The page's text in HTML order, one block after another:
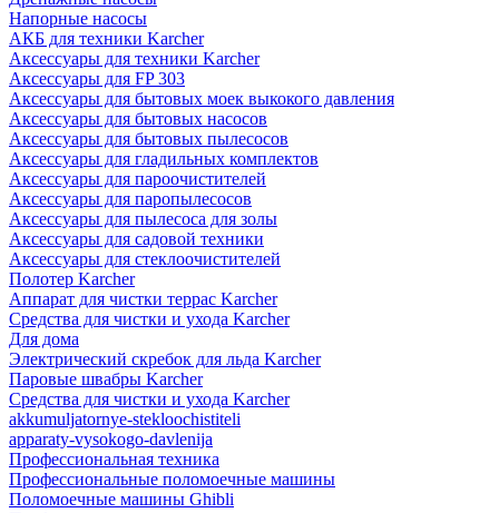
Напорные насосы
АКБ для техники Karcher
Аксессуары для техники Karcher
Аксессуары для FP 303
Аксессуары для бытовых моек выкокого давления
Аксессуары для бытовых насосов
Аксессуары для бытовых пылесосов
Аксессуары для гладильных комплектов
Аксессуары для пароочистителей
Аксессуары для паропылесосов
Аксессуары для пылесоса для золы
Аксессуары для садовой техники
Аксессуары для стеклоочистителей
Полотер Karcher
Аппарат для чистки террас Karcher
Средства для чистки и ухода Karcher
Для дома
Электрический скребок для льда Karcher
Паровые швабры Karcher
Средства для чистки и ухода Karcher
akkumuljatornye-stekloochistiteli
apparaty-vysokogo-davlenija
Профессиональная техника
Профессиональные поломоечные машины
Поломоечные машины Ghibli